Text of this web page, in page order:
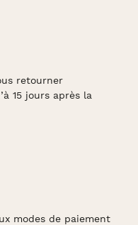
retourner
15 jours après la
modes de paiement